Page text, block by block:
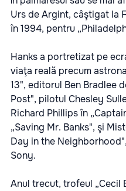
Urs de Argint, câştigat la
în 1994, pentru
Hanks a portretizat pe
viaţa reală precum
13", editorul Ben Bradlee
Post", pilotul Chesley
Richard Phillips în
„Saving Mr. Banks", şi
Day in the
Sony.
Anul trecut, trofeul „Cecil